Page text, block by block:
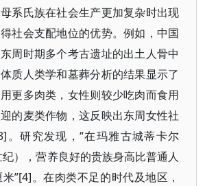
系氏族在社会生产更加复杂时出现
社会支配地位的优势。例如，中国
周时期多个考古遗址的出土人骨中
质人类学和墓葬分析的结果显示了
更多肉类，女性则较少吃肉而食用
的麦类作物，这反映出东周女性社
。研究发现，“在玛雅古城蒂卡尔
），营养良好的贵族身高比普通人
”[4]。在肉类不足的时代及地区，